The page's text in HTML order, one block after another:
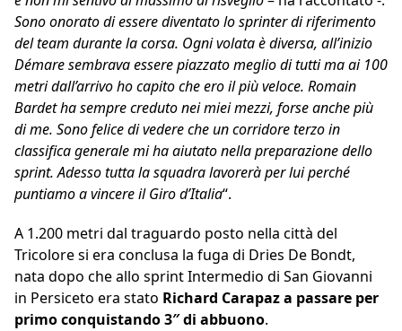
Sono onorato di essere diventato lo sprinter di riferimento
del team durante la corsa. Ogni volata è diversa, all’inizio
Démare sembrava essere piazzato meglio di tutti ma ai 100
metri dall’arrivo ho capito che ero il più veloce. Romain
Bardet ha sempre creduto nei miei mezzi, forse anche più
di me. Sono felice di vedere che un corridore terzo in
classifica generale mi ha aiutato nella preparazione dello
sprint. Adesso tutta la squadra lavorerà per lui perché
puntiamo a vincere il Giro d’Italia“.
A 1.200 metri dal traguardo posto nella città del
Tricolore si era conclusa la fuga di Dries De Bondt,
nata dopo che allo sprint Intermedio di San Giovanni
in Persiceto era stato Richard Carapaz a passare per
primo conquistando 3″ di abbuono.